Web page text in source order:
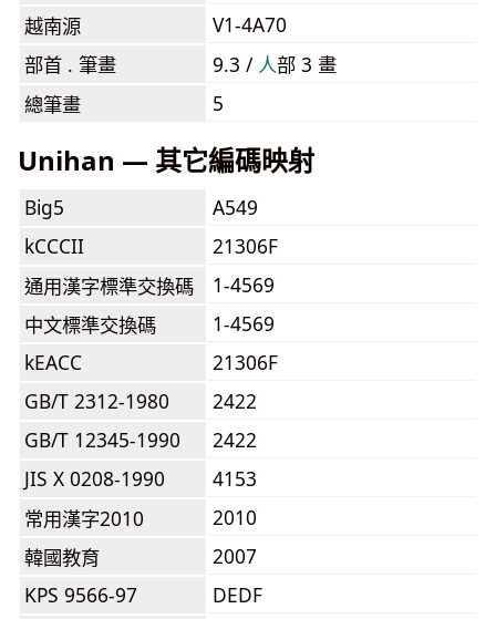
越南源
V1-4A70
部首 . 筆畫
9.3 / ⼈部 3 畫
總筆畫
5
Unihan — 其它編碼映射
Big5
A549
kCCCII
21306F
通用漢字標準交換碼
1-4569
中文標準交換碼
1-4569
kEACC
21306F
GB/T 2312-1980
2422
GB/T 12345-1990
2422
JIS X 0208-1990
4153
常用漢字2010
2010
韓國教育
2007
KPS 9566-97
DEDF